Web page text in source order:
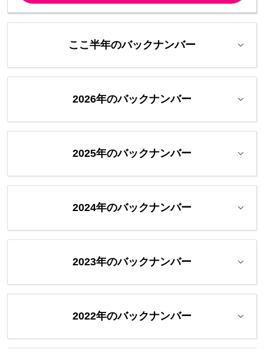
ここ半年のバックナンバー
2026年のバックナンバー
2025年のバックナンバー
2024年のバックナンバー
2023年のバックナンバー
2022年のバックナンバー